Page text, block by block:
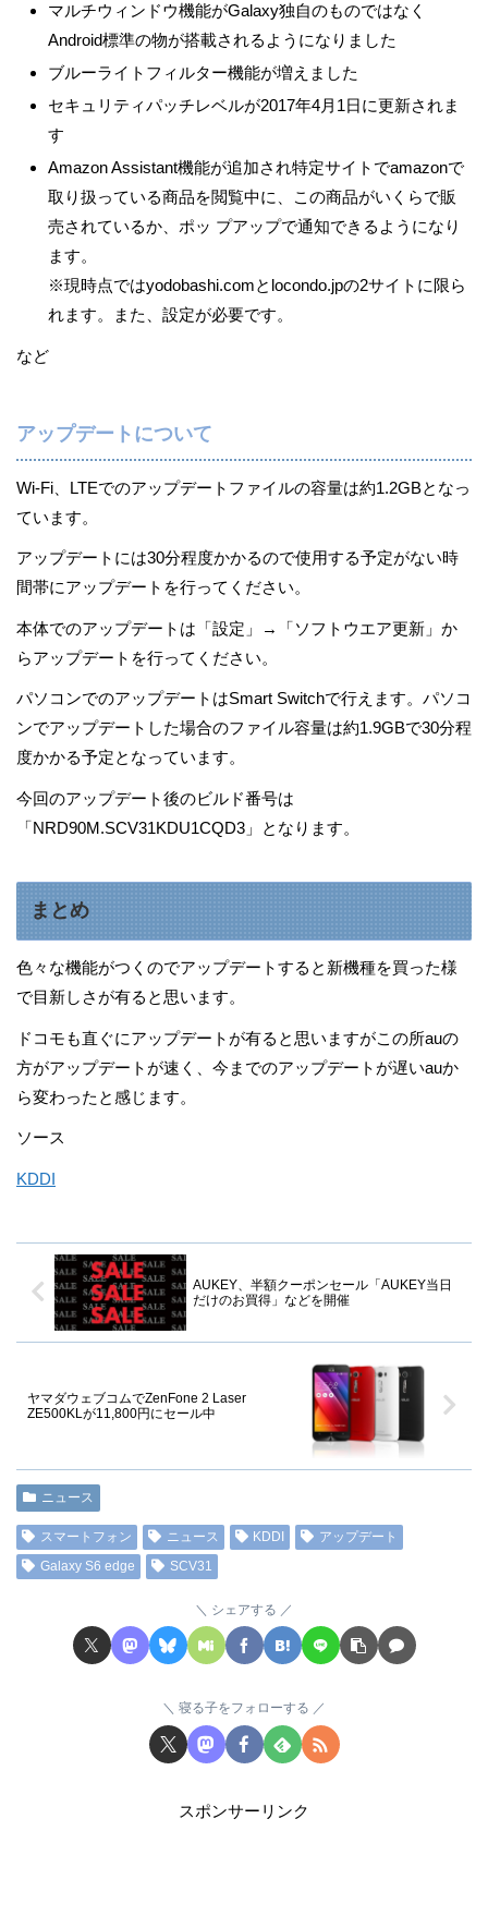
マルチウィンドウ機能がGalaxy独自のものではなく
Android標準の物が搭載されるようになりました
ブルーライトフィルター機能が増えました
セキュリティパッチレベルが2017年4月1日に更新されま
す
Amazon Assistant機能が追加され特定サイトでamazonで
取り扱っている商品を閲覧中に、この商品がいくらで販
売されているか、ポッ プアップで通知できるようになり
ます。
※現時点ではyodobashi.comとlocondo.jpの2サイトに限ら
れます。また、設定が必要です。
など
アップデートについて
Wi-Fi、LTEでのアップデートファイルの容量は約1.2GBとなっ
ています。
アップデートには30分程度かかるので使用する予定がない時
間帯にアップデートを行ってください。
本体でのアップデートは「設定」→「ソフトウエア更新」か
らアップデートを行ってください。
パソコンでのアップデートはSmart Switchで行えます。パソコ
ンでアップデートした場合のファイル容量は約1.9GBで30分程
度かかる予定となっています。
今回のアップデート後のビルド番号は
「NRD90M.SCV31KDU1CQD3」となります。
まとめ
色々な機能がつくのでアップデートすると新機種を買った様
で目新しさが有ると思います。
ドコモも直ぐにアップデートが有ると思いますがこの所auの
方がアップデートが速く、今までのアップデートが遅いauか
ら変わったと感じます。
ソース
KDDI
AUKEY、半額クーポンセール「AUKEY当日
だけのお買得」などを開催
ヤマダウェブコムでZenFone 2 Laser
ZE500KLが11,800円にセール中
ニュース
スマートフォン ニュース KDDI
アップデート
Galaxy S6 edge
SCV31
シェアする
寝る子をフォローする
スポンサーリンク